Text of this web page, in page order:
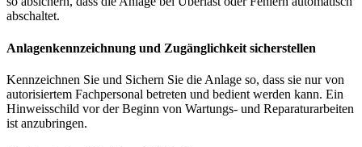
abschaltet.
Anlagenkennzeichnung und Zugänglichkeit sicherstellen
Kennzeichnen Sie und Sichern Sie die Anlage so, dass sie nur von
autorisiertem Fachpersonal betreten und bedient werden kann. Ein
Hinweisschild vor der Beginn von Wartungs- und Reparaturarbeiten
ist anzubringen.